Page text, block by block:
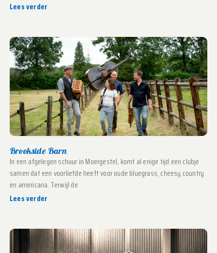
Lees verder
Brookside Barn
In een afgelegen schuur in Moergestel, komt al enige tijd een clubje
samen dat een voorliefde heeft voor oude bluegrass, cheesy country
en americana. Terwijl de
Lees verder